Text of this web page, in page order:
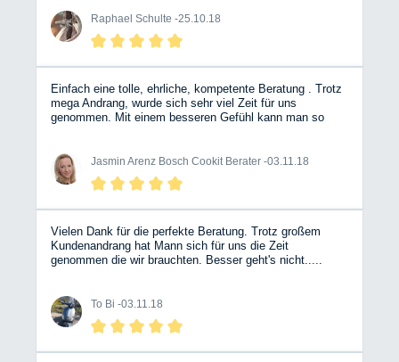
hat sich gezeigt, das die Kollegen ihr Handwerk
verstehen, da sie schon eine Idee hatte wo es her
kommt. EIne verbogene Trittstufe wurde gerichtet, das
Raphael Schulte -25.10.18
Einfach eine tolle, ehrliche, kompetente Beratung . Trotz
mega Andrang, wurde sich sehr viel Zeit für uns
genommen. Mit einem besseren Gefühl kann man so
Jasmin Arenz Bosch Cookit Berater -03.11.18
Vielen Dank für die perfekte Beratung. Trotz großem
Kundenandrang hat Mann sich für uns die Zeit
genommen die wir brauchten. Besser geht's nicht.....
To Bi -03.11.18